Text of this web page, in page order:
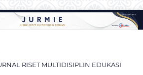
RISET MULTIDISIPLIN EDUKASI